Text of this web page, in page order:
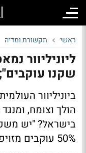
ראשי תקשורת ומדיה
ליוניליוור
שקנו
ביוניליוור
הולך וצומח,
בישראל? "יש
50% עוקבים מזויפים"